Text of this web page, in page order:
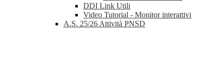
DDI Link Utili
Video Tutorial - Monitor interattivi
A.S. 25/26 Attività PNSD